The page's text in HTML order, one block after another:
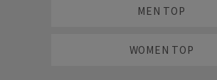
MEN TOP
WOMEN TOP